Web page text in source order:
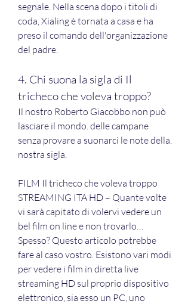
segnale. Nella scena dopo i titoli di
coda, Xialing è tornata a casa e ha
preso il comando dell'organizzazione
del padre.
4. Chi suona la sigla di Il
tricheco che voleva troppo?
Il nostro Roberto Giacobbo non può
lasciare il mondo. delle campane
senza provare a suonarci le note della.
nostra sigla.
FILM Il tricheco che voleva troppo
STREAMING ITA HD – Quante volte
vi sarà capitato di volervi vedere un
bel film on line e non trovarlo…
Spesso? Questo articolo potrebbe
fare al caso vostro. Esistono vari modi
per vedere i film in diretta live
streaming HD sul proprio dispositivo
elettronico, sia esso un PC, uno